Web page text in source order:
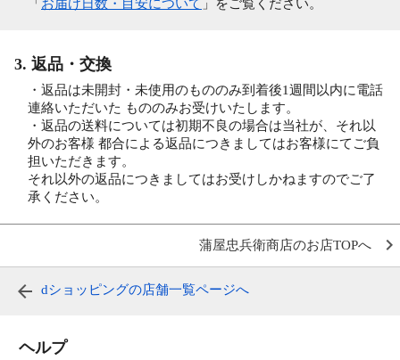
「 お届け日数・目安について 」をご覧ください。
3. 返品・交換
・返品は未開封・未使用のもののみ到着後1週間以内に電話
連絡いただいた もののみお受けいたします。
・返品の送料については初期不良の場合は当社が、それ以
外のお客様 都合による返品につきましてはお客様にてご負
担いただきます。
それ以外の返品につきましてはお受けしかねますのでご了
承ください。
蒲屋忠兵衛商店のお店TOPへ
dショッピングの店舗一覧ページへ
ヘルプ